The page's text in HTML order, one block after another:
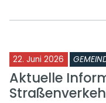
22. Juni 2026
Aktuelle